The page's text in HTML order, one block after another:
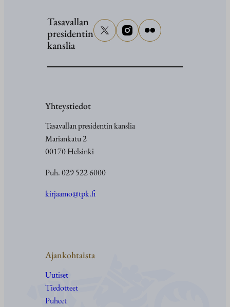
Tasavallan
presidentin
kanslia
Yhteystiedot
Tasavallan presidentin kanslia
Mariankatu 2
00170 Helsinki
Puh. 029 522 6000
kirjaamo@tpk.fi
Ajankohtaista
Uutiset
Tiedotteet
Puheet